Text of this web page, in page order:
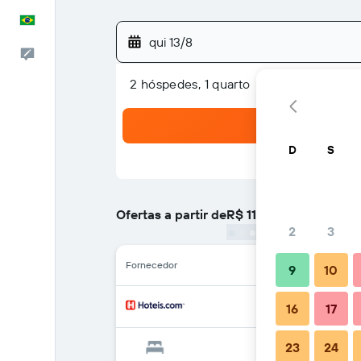
Comentários
qui 13/8
2 hóspedes, 1 quarto
Ofertas a partir deR$ 117
Fornecedor
D S
2 3
9 10
16 17
23 24